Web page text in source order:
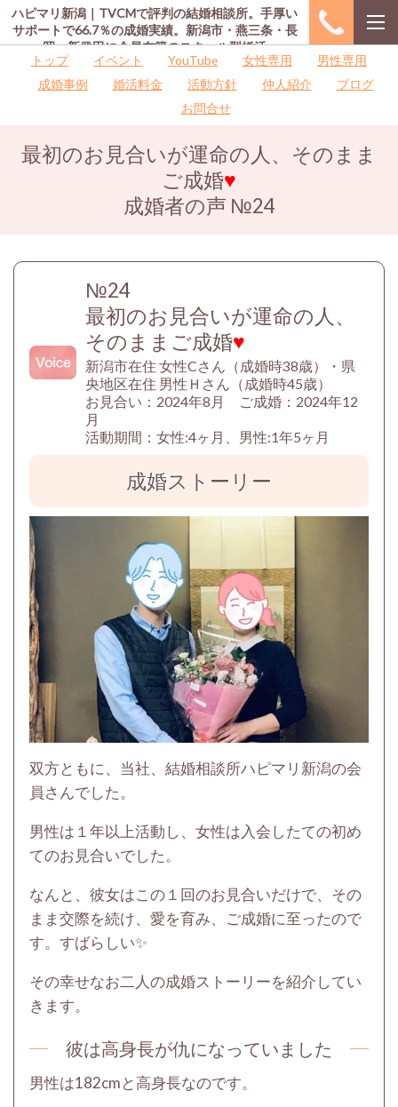
ハピマリ新潟｜TVCMで評判の結婚相談所。手厚い
サポートで66.7％の成婚実績。新潟市・燕三条・長
岡・新発田に会員在籍のスクール型婚活
トップ イベント YouTube 女性専用
男性専用
成婚事例
婚活料金 活動方針 仲人紹介
ブログ
お問合せ
最初のお見合いが運命の人、そのまま
ご成婚♥
成婚者の声 №24
№24
最初のお見合いが運命の人、
そのままご成婚♥
新潟市在住 女性Cさん（成婚時38歳）・県
央地区在住 男性Ｈさん（成婚時45歳）
お見合い：2024年8月 ご成婚：2024年12
月
活動期間：女性:4ヶ月、男性:1年5ヶ月
成婚ストーリー
双方ともに、当社、結婚相談所ハピマリ新潟の会
員さんでした。
男性は１年以上活動し、女性は入会したての初め
てのお見合いでした。
なんと、彼女はこの１回のお見合いだけで、その
まま交際を続け、愛を育み、ご成婚に至ったので
す。すばらしい✨
その幸せなお二人の成婚ストーリーを紹介してい
きます。
彼は高身長が仇になっていました
男性は182cmと高身長なのです。